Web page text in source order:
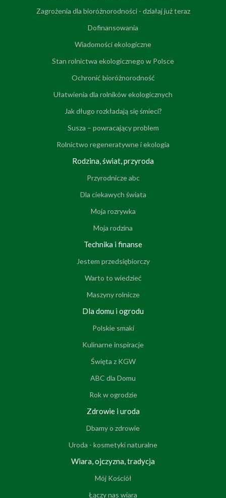
Zagrożenia dla bioróżnorodności - działaj już teraz
Dofinansowania
Wiadomości ekologiczne
Stan rolnictwa ekologicznego w Polsce
Ochronić bioróżnorodność
Ułatwienia dla rolników ekologicznych
Jak długo rozkładają się śmieci?
Susza – powracający problem
Rolnictwo regeneratywne i ekologia
Rodzina, świat, przyroda
Przyrodnicze abc
Dla ciekawych świata
Moja rozrywka
Moja rodzina
Technika i finanse
Jestem przedsiębiorczy
Warto to wiedzieć
Maszyny rolnicze
Dla domu i ogrodu
Polskie smaki
Kulinarne inspiracje
Święta z KGW
ABC dla Domu
Rok w ogrodzie
Zdrowie i uroda
Dbamy o zdrowie
Uroda - kosmetyki naturalne
Wiara, ojczyzna, tradycja
Mój Kościół
Łączy nas wiara